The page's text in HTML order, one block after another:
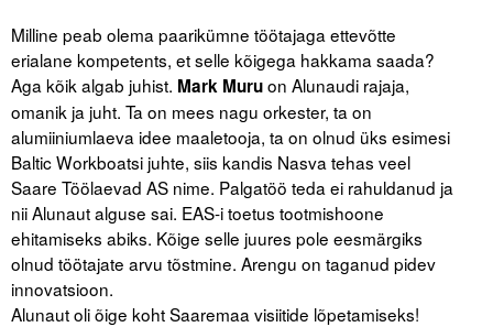
Milline peab olema paarikümne töötajaga ettevõtte
erialane kompetents, et selle kõigega hakkama saada?
Aga kõik algab juhist. Mark Muruon Alunaudi rajaja,
omanik ja juht. Ta on mees nagu orkester, ta on
alumiiniumlaeva idee maaletooja, ta on olnud üks esimesi
Baltic Workboatsi juhte, siis kandis Nasva tehas veel
Saare Töölaevad AS nime. Palgatöö teda ei rahuldanud ja
nii Alunaut alguse sai. EAS-i toetus tootmishoone
ehitamiseks abiks. Kõige selle juures pole eesmärgiks
olnud töötajate arvu tõstmine. Arengu on taganud pidev
innovatsioon.
Alunaut oli õige koht Saaremaa visiitide lõpetamiseks!